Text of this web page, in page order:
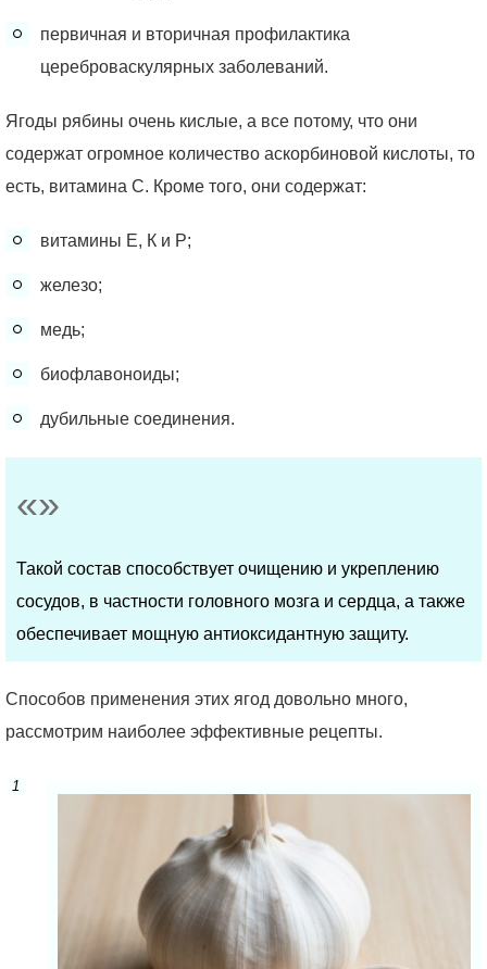
первичная и вторичная профилактика
цереброваскулярных заболеваний.
Ягоды рябины очень кислые, а все потому, что они
содержат огромное количество аскорбиновой кислоты, то
есть, витамина С. Кроме того, они содержат:
витамины Е, К и Р;
железо;
медь;
биофлавоноиды;
дубильные соединения.
Такой состав способствует очищению и укреплению
сосудов, в частности головного мозга и сердца, а также
обеспечивает мощную антиоксидантную защиту.
Способов применения этих ягод довольно много,
рассмотрим наиболее эффективные рецепты.